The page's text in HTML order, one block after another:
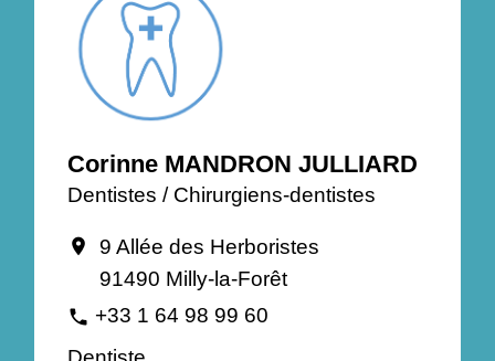
Corinne MANDRON JULLIARD
Dentistes / Chirurgiens-dentistes
location_on
9 Allée des Herboristes
91490 Milly-la-Forêt
phone +33 1 64 98 99 60